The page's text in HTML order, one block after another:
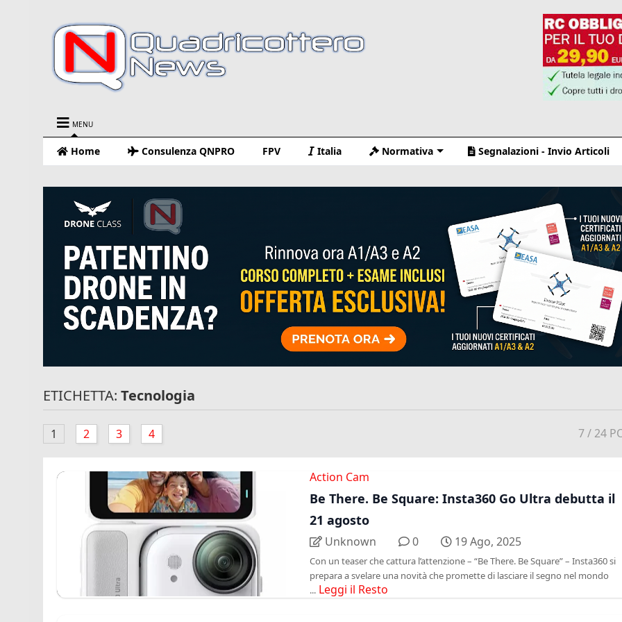
MENU
Home Consulenza QNPRO FPV Italia Normativa Segnalazioni - Invio Articoli
ETICHETTA: Tecnologia
1 2 3 4 7/ 24
Action Cam
Be There. Be Square: Insta360 Go Ultra debutta il
21 agosto
Unknown 0 19 Ago, 2025
Con un teaser che cattura l’attenzione – “Be There. Be Square” – Insta360 si
prepara a svelare una novità che promette di lasciare il segno nel mondo
... Leggi il Resto